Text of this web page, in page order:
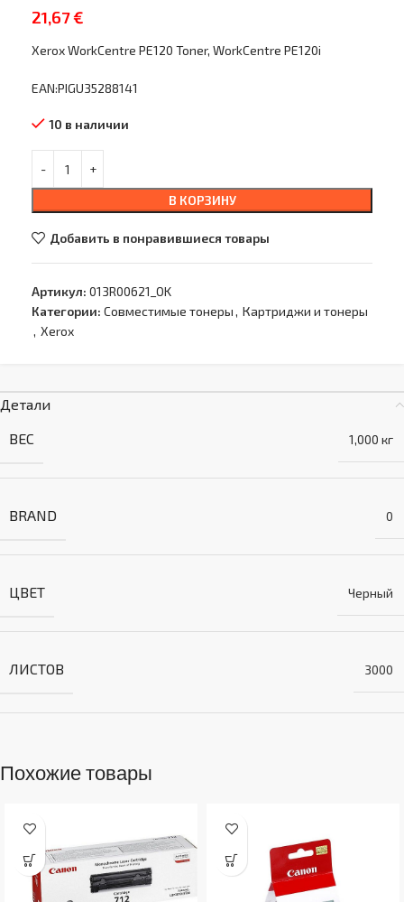
21,67€
Xerox WorkCentre PE120 Toner, WorkCentre PE120i
EAN:PIGU35288141
10 в наличии
В КОРЗИНУ
Добавить в понравившиеся товары
Артикул: 013R00621_OK
Категории: Совместимые тонеры, Картриджи и тонеры
, Xerox
Детали
ВЕС
1,000 кг
BRAND 0
ЦВЕТ Черный
ЛИСТОВ 3000
Похожие товары